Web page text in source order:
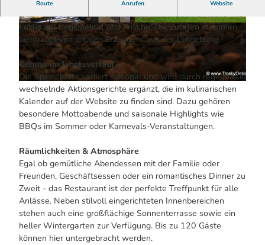
© Hotel - Restaurant Lüdenbach | KI-optimiert
© pictibe -Media Consulting & Solution, Floria
n Ibe | KI-optimiert
© Hotel - Restaurant Lüdenbach | KI-optimiert
Route Anrufen Website
Genuss-Erlebnis in herzlicher Atmosphäre
Das Restaurant Lüdenbach bietet eine moderne Küche mit
Fokus auf Regionalität und Frische. Die Zutaten stammen
bevorzugt von lokalen Erzeugern aus der Umgebung.
Genuss im Jahresverlauf
Die Speisekarte variiert saisonal und wird durch regelmäßig
wechselnde Aktionsgerichte ergänzt, die im kulinarischen
Kalender auf der Website zu finden sind. Dazu gehören
besondere Mottoabende und saisonale Highlights wie
BBQs im Sommer oder Karnevals-Veranstaltungen.
Räumlichkeiten & Atmosphäre
Egal ob gemütliche Abendessen mit der Familie oder
Freunden, Geschäftsessen oder ein romantisches Dinner zu
Zweit - das Restaurant ist der perfekte Treffpunkt für alle
Anlässe. Neben stilvoll eingerichteten Innenbereichen
stehen auch eine großflächige Sonnenterrasse sowie ein
heller Wintergarten zur Verfügung. Bis zu 120 Gäste
können hier untergebracht werden.